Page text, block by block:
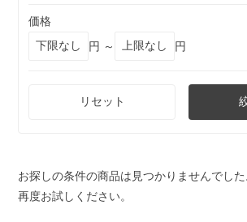
価格
円 ～
円
リセット
お探しの条件の商品は見つかりませんでし
再度お試しください。